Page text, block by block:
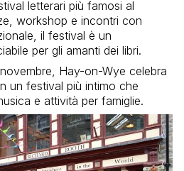
letterari più famosi al
workshop e incontri con
il festival è un
per gli amanti dei libri.
Hay-on-Wye celebra
un festival più intimo che
e attività per famiglie.